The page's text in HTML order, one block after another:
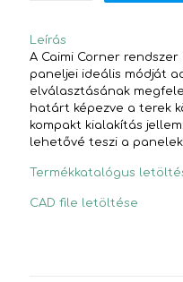
Leírás
A Caimi Corner
paneljei ideális módját
elválasztásának
határt képezve a terek
kompakt kialakítás
lehetővé teszi a
Termékkatalógus
CAD file letöltése